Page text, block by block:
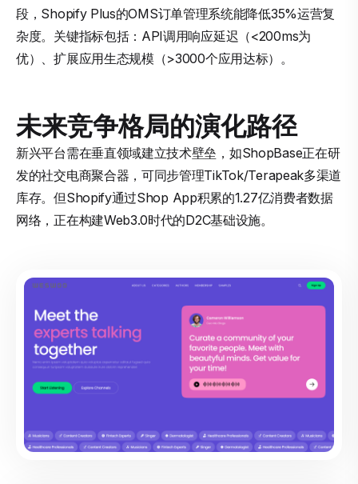
段，Shopify Plus的OMS订单管理系统能降低35%运营复
杂度。关键指标包括：API调用响应延迟（<200ms为
优）、扩展应用生态规模（>3000个应用达标）。
未来竞争格局的演化路径
新兴平台需在垂直领域建立技术壁垒，如ShopBase正在研
发的社交电商聚合器，可同步管理TikTok/Terapeak多渠道
库存。但Shopify通过Shop App积累的1.27亿消费者数据
网络，正在构建Web3.0时代的D2C基础设施。